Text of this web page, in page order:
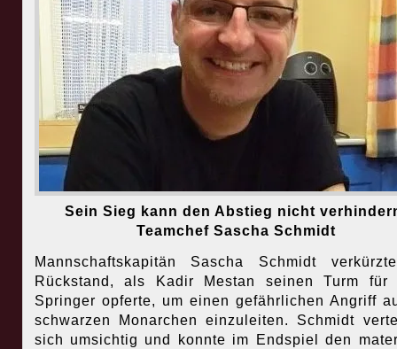
Sein Sieg kann den Abstieg nicht
Teamchef Sascha Schmidt
Mannschaftskapitän Sascha Schmidt
Rückstand, als Kadir Mestan seinen Turm für
Springer opferte, um einen gefährlichen Angriff
schwarzen Monarchen einzuleiten. Schmidt
sich umsichtig und konnte im Endspiel den